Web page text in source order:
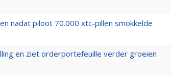
nadat piloot 70.000 xtc-pillen smokkelde
en ziet orderportefeuille verder groeien